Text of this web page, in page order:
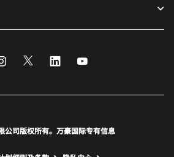
Instagram
Twitter LinkedIn
司版权所有。万豪国际专有信息